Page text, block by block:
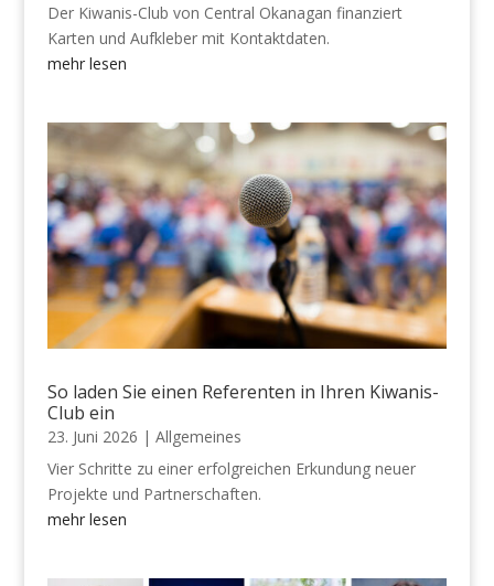
Der Kiwanis-Club von Central Okanagan finanziert
Karten und Aufkleber mit Kontaktdaten.
mehr lesen
So laden Sie einen Referenten in Ihren Kiwanis-
Club ein
23. Juni 2026 | Allgemeines
Vier Schritte zu einer erfolgreichen Erkundung neuer
Projekte und Partnerschaften.
mehr lesen